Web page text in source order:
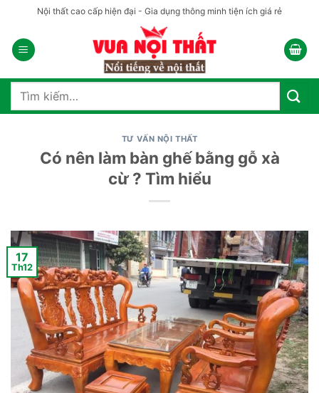
nội
dung
Nội thất cao cấp hiện đại - Gia dụng thông minh tiện ích giá rẻ
Tìm
TƯ VẤN NỘI THẤT
Có nên làm bàn ghế bằng gỗ xà
cừ ? Tìm hiểu
17
Th12